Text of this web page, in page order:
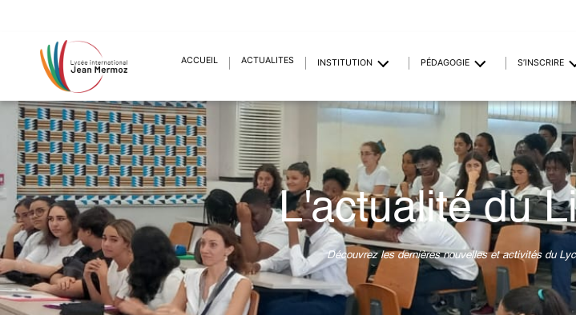
ACCUEIL ACTUALITÉS INSTITUTION PÉDAGOGIE S’INSCRIRE
L'actualité du
Découvrez les dernières nouvelles et activités du